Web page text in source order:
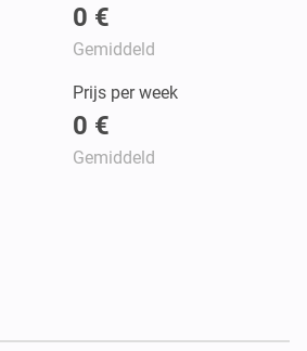
0 €
Gemiddeld
Prijs per week
0 €
Gemiddeld